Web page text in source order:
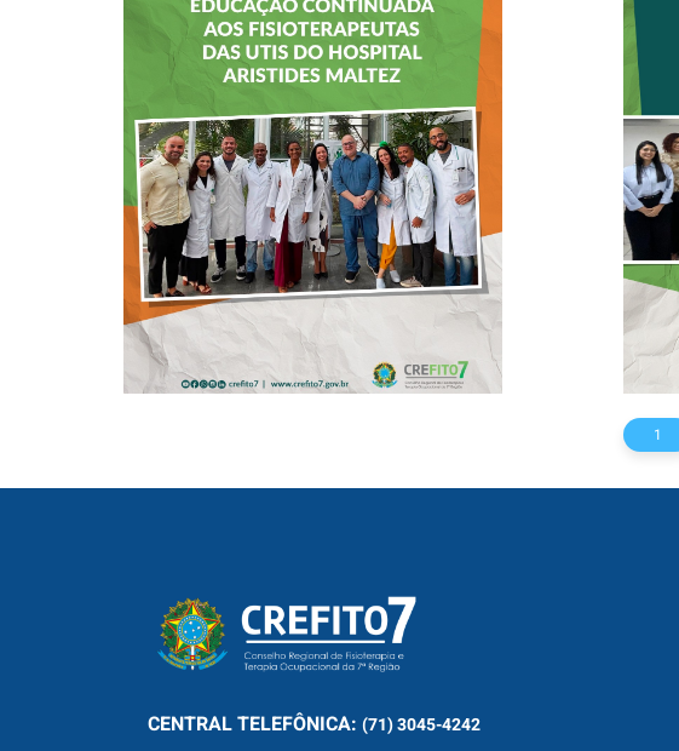
CREFITO-7 LEVA
EDUCAÇÃO
CONTINUADA AOS
FISIOTERAPEUTAS
DAS UTIs DO
HOSPITAL
ARISTIDES
MALTEZ
1
CENTRALTELEFÔNICA: (71) 3045-4242